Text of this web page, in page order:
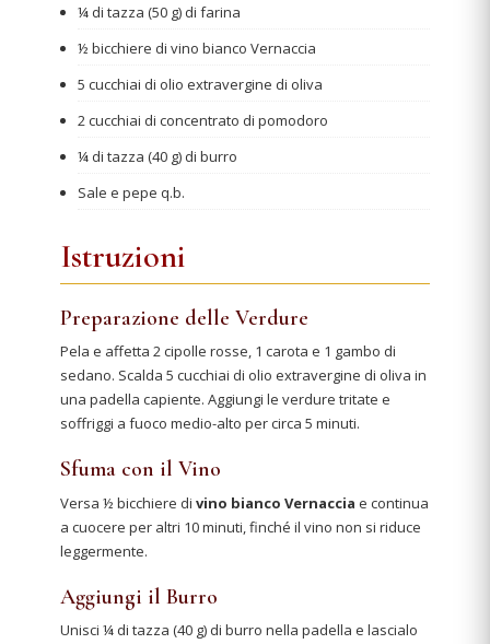
¼ di tazza (50 g) di farina
½ bicchiere di vino bianco Vernaccia
5 cucchiai di olio extravergine di oliva
2 cucchiai di concentrato di pomodoro
¼ di tazza (40 g) di burro
Sale e pepe q.b.
Istruzioni
Preparazione delle Verdure
Pela e affetta 2 cipolle rosse, 1 carota e 1 gambo di
sedano. Scalda 5 cucchiai di olio extravergine di oliva in
una padella capiente. Aggiungi le verdure tritate e
soffriggi a fuoco medio-alto per circa 5 minuti.
Sfuma con il Vino
Versa ½ bicchiere di vino bianco Vernaccia e continua
a cuocere per altri 10 minuti, finché il vino non si riduce
leggermente.
Aggiungi il Burro
Unisci ¼ di tazza (40 g) di burro nella padella e lascialo